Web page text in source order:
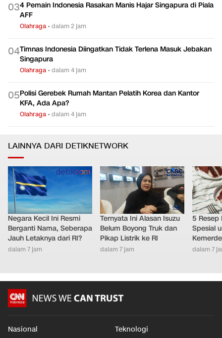
034 Pemain Indonesia Rasakan Manis Hajar Singapura di Piala
AFF
Olahraga •dalam 2 jam
04Timnas Indonesia Diingatkan Tidak Terlena Masuk Jebakan
Singapura
Olahraga •dalam 4 jam
05Polisi Gerebek Rumah Mantan Pelatih Korea dan Kantor
KFA, Ada Apa?
Olahraga •dalam 4 jam
LAINNYA DARI DETIKNETWORK
Negara Kecil Ini Resmi
Berganti Nama, Seberapa
Jauh Letaknya dari RI?
dalam 7 jam
Ternyata Ini Alasan Isuzu
Belum Boyong Truk dan
Pikap Listrik ke RI
dalam 7 jam
5 Resep
Spesial
dalam 7
Nasional Teknologi